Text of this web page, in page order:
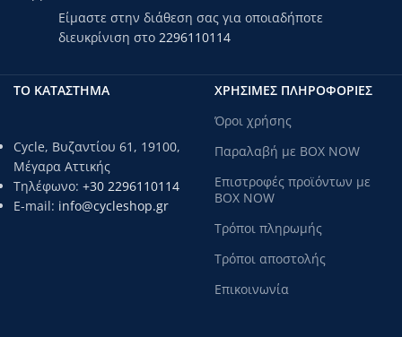
Είμαστε στην διάθεση σας για οποιαδήποτε
διευκρίνιση στο 2296110114
ΤΟ ΚΑΤΑΣΤΗΜΑ
Cycle, Βυζαντίου 61, 19100,
Μέγαρα Αττικής
Τηλέφωνο: +30 2296110114
E-mail: info@cycleshop.gr
ΧΡΗΣΙΜΕΣ ΠΛΗΡΟΦΟΡΙΕΣ
Όροι χρήσης
Παραλαβή με BOX NOW
Επιστροφές προϊόντων με
BOX NOW
Τρόποι πληρωμής
Τρόποι αποστολής
Επικοινωνία